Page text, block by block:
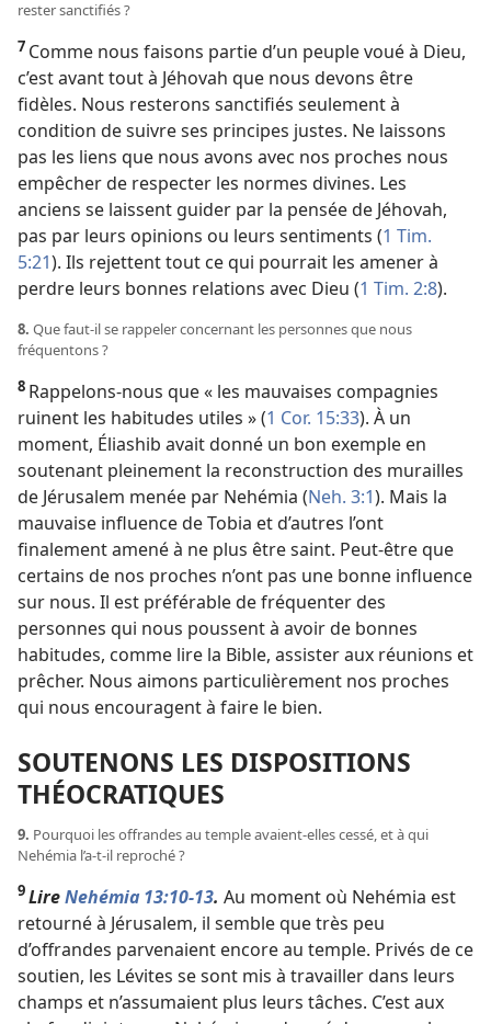
rester sanctifiés ?
7 Comme nous faisons partie d’un peuple voué à Dieu,
c’est avant tout à Jéhovah que nous devons être
fidèles. Nous resterons sanctifiés seulement à
condition de suivre ses principes justes. Ne laissons
pas les liens que nous avons avec nos proches nous
empêcher de respecter les normes divines. Les
anciens se laissent guider par la pensée de Jéhovah,
pas par leurs opinions ou leurs sentiments (1 Tim.
5:21). Ils rejettent tout ce qui pourrait les amener à
perdre leurs bonnes relations avec Dieu (1 Tim. 2:8).
8. Que faut-il se rappeler concernant les personnes que nous
fréquentons ?
8 Rappelons-nous que « les mauvaises compagnies
ruinent les habitudes utiles » (1 Cor. 15:33). À un
moment, Éliashib avait donné un bon exemple en
soutenant pleinement la reconstruction des murailles
de Jérusalem menée par Nehémia (Neh. 3:1). Mais la
mauvaise influence de Tobia et d’autres l’ont
finalement amené à ne plus être saint. Peut-être que
certains de nos proches n’ont pas une bonne influence
sur nous. Il est préférable de fréquenter des
personnes qui nous poussent à avoir de bonnes
habitudes, comme lire la Bible, assister aux réunions et
prêcher. Nous aimons particulièrement nos proches
qui nous encouragent à faire le bien.
SOUTENONS LES DISPOSITIONS
THÉOCRATIQUES
9. Pourquoi les offrandes au temple avaient-elles cessé, et à qui
Nehémia l’a-t-il reproché ?
9LireNehémia 13:10-13. Au moment où Nehémia est
retourné à Jérusalem, il semble que très peu
d’offrandes parvenaient encore au temple. Privés de ce
soutien, les Lévites se sont mis à travailler dans leurs
champs et n’assumaient plus leurs tâches. C’est aux